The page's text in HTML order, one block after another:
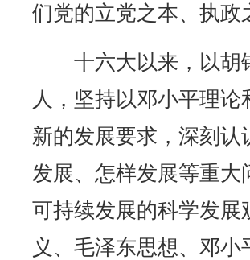
们党的立党之本、执政
十六大以来，以胡
人，坚持以邓小平理论
新的发展要求，深刻
发展、怎样发展等重
可持续发展的科学发
义、毛泽东思想、邓小